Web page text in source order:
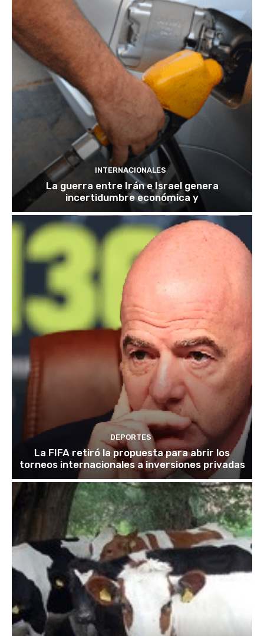
INTERNACIONALES
La guerra entre Irán e Israel genera
incertidumbre económica y
DEPORTES
La FIFA retiró la propuesta para abrir los
torneos internacionales a inversiones privadas